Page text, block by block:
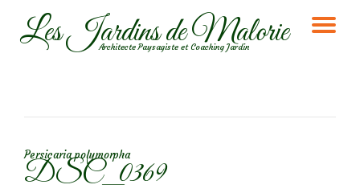
AllerLes Jardins de Malorie
Architecte Paysagiste et Coaching Jardin
Persicaria polymorpha
DSC_0369